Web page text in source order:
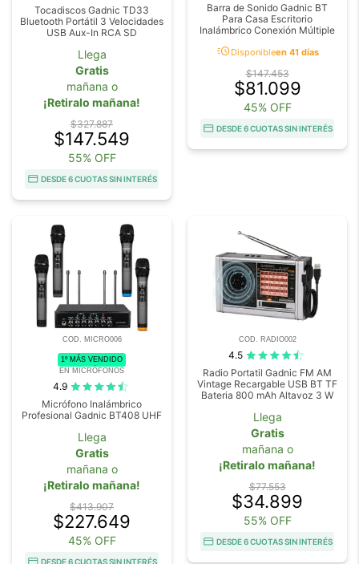
Tocadiscos Gadnic TD33
Bluetooth Portátil 3 Velocidades
USB Aux-In RCA SD
Llega
Gratis
mañana o
¡Retiralo mañana!
$327.887
$147.549
55% OFF
DESDE 6 CUOTAS SIN INTERÉS
Barra de Sonido Gadnic BT
Para Casa Escritorio
Inalámbrico Conexión Múltiple
acuteDisponibleen 41 días
$147.453
$81.099
45% OFF
DESDE 6 CUOTAS SIN INTERÉS
COD. MICRO006
1º MÁS VENDIDO
EN MICRÓFONOS
4.9
Micrófono Inalámbrico
Profesional Gadnic BT408 UHF
Llega
Gratis
mañana o
¡Retiralo mañana!
$413.907
$227.649
45% OFF
DESDE 6 CUOTAS SIN INTERÉS
COD. RADIO002
4.5
Radio Portatil Gadnic FM AM
Vintage Recargable USB BT TF
Bateria 800 mAh Altavoz 3 W
Llega
Gratis
mañana o
¡Retiralo mañana!
$77.553
$34.899
55% OFF
DESDE 6 CUOTAS SIN INTERÉS